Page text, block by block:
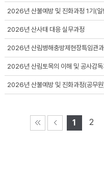
2026년 산불예방 및 진화과정 1기(일
2026년 산사태 대응 실무과정
2026년 산림병해충방제현장특임관
2026년 산림토목의 이해 및 공사감독
2026년 산불예방 및 진화과정(공무
1 2